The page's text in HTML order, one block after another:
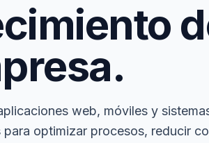
web, móviles y
para optimizar procesos, reducir